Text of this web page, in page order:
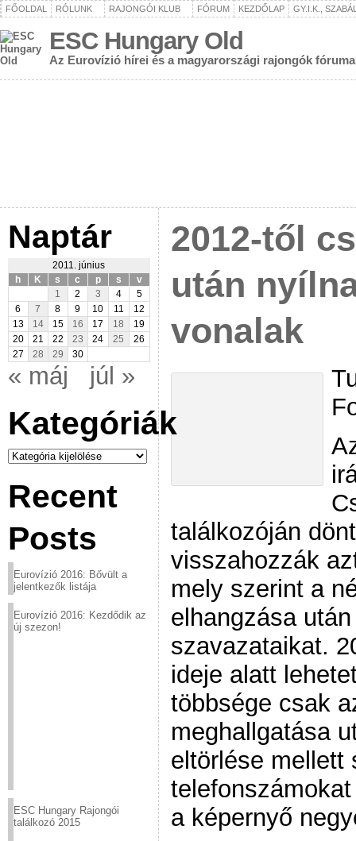
FŐOLDAL RÓLUNK RAJONGÓI KLUB FÓRUM KEZDŐLAP GY.I.K.,
ESC Hungary Old
Az Eurovízió hírei és a magyarországi rajongók fóruma
Naptár
2011. június
h
K s c p s
v
1
2 3 4
5
6
7 8 9 10 11
12
13
14 15 16 17 18
19
20
21 22 23 24 25
26
27
28 29 30
« máj júl »
Kategóriák
Kategóriák
Recent
Posts
Eurovízió 2016: Bővült a
jelentkezők listája
Eurovízió 2016: Kezdődik az
új szezon!
ESC Hungary Rajongói
találkozó 2015
2012-től
után
vonalak
találkozóján
visszahozzák
mely szerint a
elhangzása
szavazataikat.
ideje alatt
többsége csak
meghallgatása
eltörlése mellett
a képernyő